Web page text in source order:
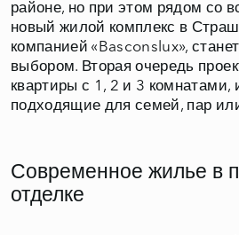
районе, но при этом рядом со
новый жилой комплекс в
компанией «Basconslux»,
выбором. Вторая очередь
квартиры с 1, 2 и 3 комнатами,
подходящие для семей, пар
Современное жилье в
отделке